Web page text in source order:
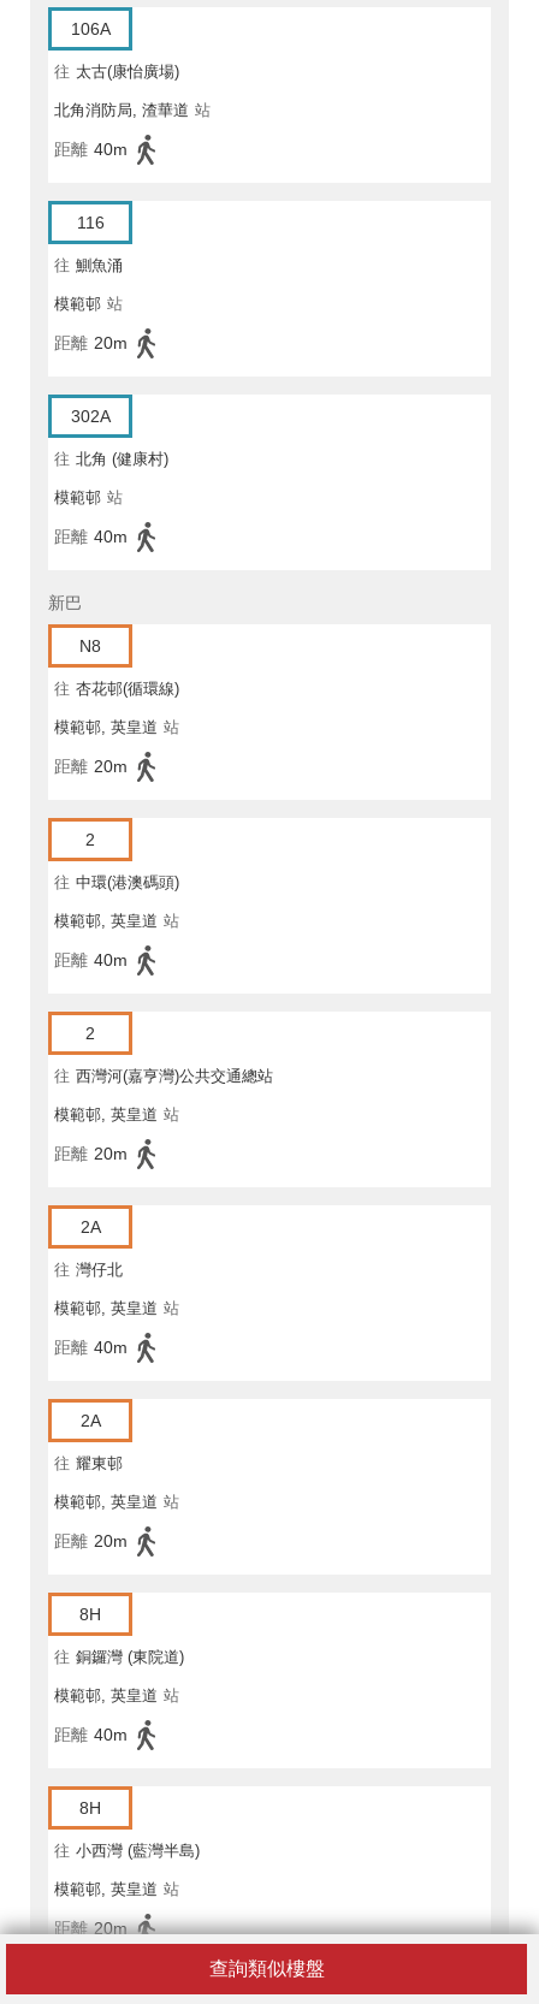
查詢類似樓盤
106A
往 太古(康怡廣場)
北角消防局, 渣華道 站
距離 40m
116
往 鰂魚涌
模範邨 站
距離 20m
302A
往 北角 (健康村)
模範邨 站
距離 40m
新巴
N8
往 杏花邨(循環線)
模範邨, 英皇道 站
距離 20m
2
往 中環(港澳碼頭)
模範邨, 英皇道 站
距離 40m
2
往 西灣河(嘉亨灣)公共交通總站
模範邨, 英皇道 站
距離 20m
2A
往 灣仔北
模範邨, 英皇道 站
距離 40m
2A
往 耀東邨
模範邨, 英皇道 站
距離 20m
8H
往 銅鑼灣 (東院道)
模範邨, 英皇道 站
距離 40m
8H
往 小西灣 (藍灣半島)
模範邨, 英皇道 站
距離 20m